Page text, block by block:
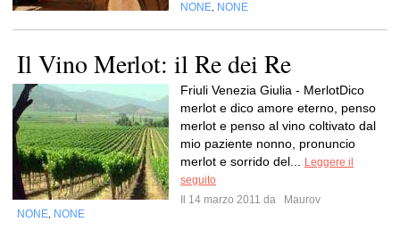
NONE NONE
Il Vino Merlot: il Re dei Re
Friuli Venezia Giulia - MerlotDico
merlot e dico amore eterno, penso
merlot e penso al vino coltivato dal
mio paziente nonno, pronuncio
merlot e sorrido del...
Leggere il
seguito
Il 14 marzo 2011 da
Maurov
NONE NONE